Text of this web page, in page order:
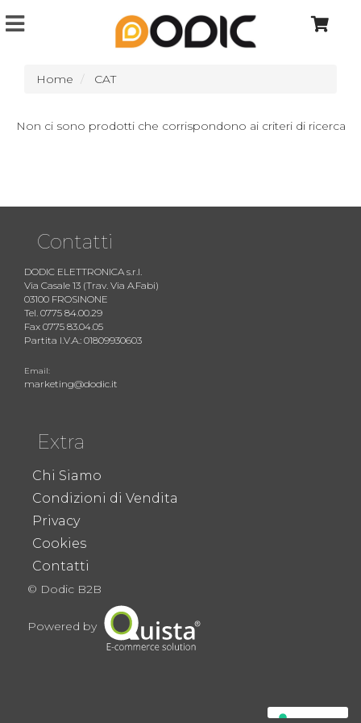
Home CAT
Non ci sono prodotti che corrispondono ai criteri di ricerca
Contatti
DODIC ELETTRONICA s.r.l.
Via Casale 13 (Trav. Via A.Fabi)
03100 FROSINONE
Tel. 0775 84.00.29
Fax 0775 83.04.05
Partita I.V.A.: 01809930603
Email:
marketing@dodic.it
Extra
Chi Siamo
Condizioni di Vendita
Privacy
Cookies
Contatti
© Dodic B2B
Powered by